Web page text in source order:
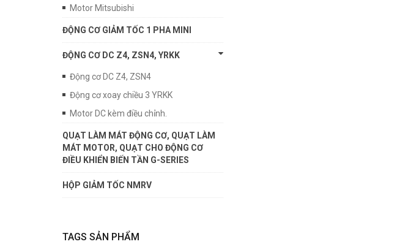
Motor Mitsubishi
ĐỘNG CƠ GIẢM TỐC 1 PHA MINI
ĐỘNG CƠ DC Z4, ZSN4, YRKK
Động cơ DC Z4, ZSN4
Động cơ xoay chiều 3 YRKK
Motor DC kèm điều chỉnh.
QUẠT LÀM MÁT ĐỘNG CƠ, QUẠT LÀM
MÁT MOTOR, QUẠT CHO ĐỘNG CƠ
ĐIỀU KHIỂN BIẾN TẦN G-SERIES
HỘP GIẢM TỐC NMRV
TAGS SẢN PHẨM